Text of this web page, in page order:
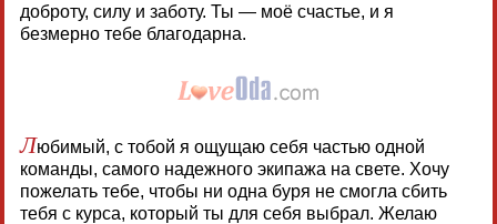
доброту, силу и заботу. Ты — моё счастье, и я
безмерно тебе благодарна.
Любимый, с тобой я ощущаю себя частью одной
команды, самого надежного экипажа на свете. Хочу
пожелать тебе, чтобы ни одна буря не смогла сбить
тебя с курса, который ты для себя выбрал. Желаю